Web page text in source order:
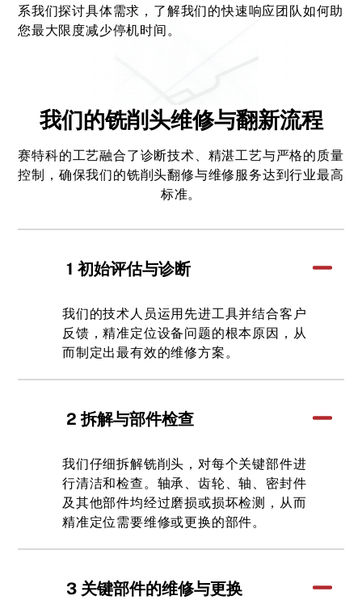
系我们探讨具体需求，了解我们的快速响应团队如何助
您最大限度减少停机时间。
我们的铣削头维修与翻新流程
赛特科的工艺融合了诊断技术、精湛工艺与严格的质量
控制，确保我们的铣削头翻修与维修服务达到行业最高
标准。
1 初始评估与诊断
我们的技术人员运用先进工具并结合客户
反馈，精准定位设备问题的根本原因，从
而制定出最有效的维修方案。
2 拆解与部件检查
我们仔细拆解铣削头，对每个关键部件进
行清洁和检查。轴承、齿轮、轴、密封件
及其他部件均经过磨损或损坏检测，从而
精准定位需要维修或更换的部件。
3 关键部件的维修与更换